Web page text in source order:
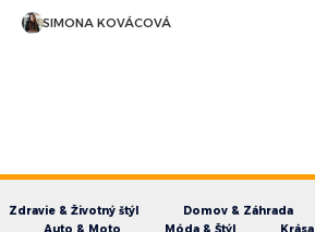
SIMONA KOVÁCOVÁ
Zdravie & Životný štýl Domov & Záhrada
Auto & Moto
Móda & Štýl Krása